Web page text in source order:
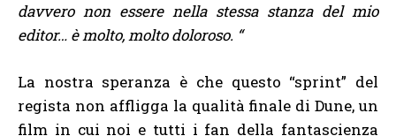
davvero non essere nella stessa stanza del mio
editor… è molto, molto doloroso. “
La nostra speranza è che questo “sprint” del
regista non affligga la qualità finale di Dune, un
film in cui noi e tutti i fan della fantascienza